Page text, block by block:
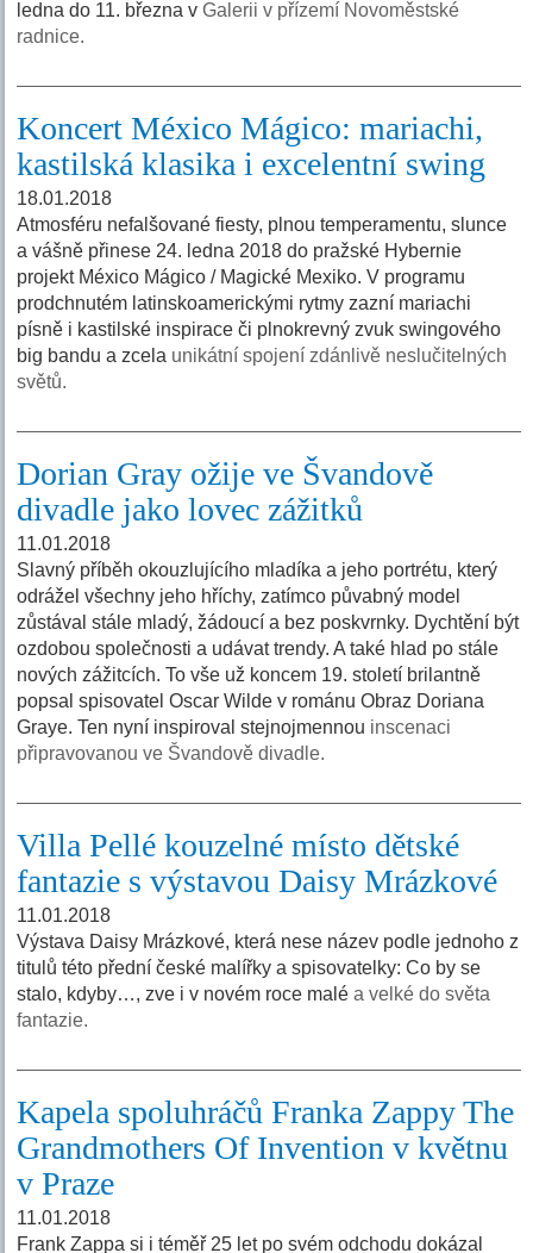
ledna do 11. března vGalerii v přízemí Novoměstské
radnice.
Koncert México Mágico: mariachi,
kastilská klasika i excelentní swing
18.01.2018
Atmosféru nefalšované fiesty, plnou temperamentu, slunce
a vášně přinese 24. ledna 2018 do pražské Hybernie
projekt México Mágico / Magické Mexiko. V programu
prodchnutém latinskoamerickými rytmy zazní mariachi
písně i kastilské inspirace či plnokrevný zvuk swingového
big bandu a zcela unikátní spojení zdánlivě neslučitelných
světů.
Dorian Gray ožije ve Švandově
divadle jako lovec zážitků
11.01.2018
Slavný příběh okouzlujícího mladíka a jeho portrétu, který
odrážel všechny jeho hříchy, zatímco půvabný model
zůstával stále mladý, žádoucí a bez poskvrnky. Dychtění být
ozdobou společnosti a udávat trendy. A také hlad po stále
nových zážitcích. To vše už koncem 19. století brilantně
popsal spisovatel Oscar Wilde v románu Obraz Doriana
Graye. Ten nyní inspiroval stejnojmennou inscenaci
připravovanou ve Švandově divadle.
Villa Pellé kouzelné místo dětské
fantazie s výstavou Daisy Mrázkové
11.01.2018
Výstava Daisy Mrázkové, která nese název podle jednoho z
titulů této přední české malířky a spisovatelky: Co by se
stalo, kdyby…, zve i v novém roce maléa velké do světa
fantazie.
Kapela spoluhráčů Franka Zappy The
Grandmothers Of Invention v květnu
v Praze
11.01.2018
Frank Zappa si i téměř 25 let po svém odchodu dokázal